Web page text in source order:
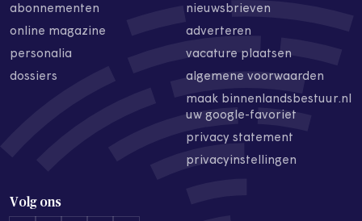
abonnementen
online magazine
personalia
dossiers
nieuwsbrieven
adverteren
vacature plaatsen
algemene voorwaarden
maak binnenlandsbestuur.nl
uw google-favoriet
privacy statement
privacyinstellingen
Volg ons